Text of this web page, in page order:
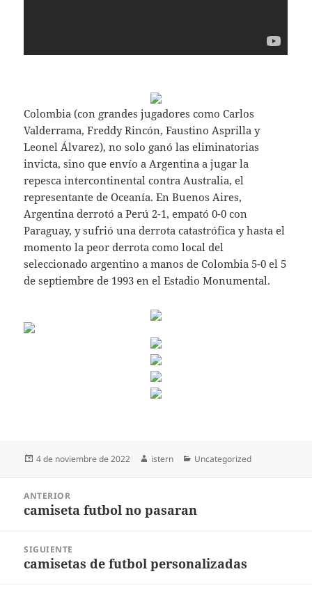
Colombia (con grandes jugadores como Carlos
Valderrama, Freddy Rincón, Faustino Asprilla y
Leonel Álvarez), no solo ganó las eliminatorias
invicta, sino que envío a Argentina a jugar la
repesca intercontinental contra Australia, el
representante de Oceanía. En Buenos Aires,
Argentina derrotó a Perú 2-1, empató 0-0 con
Paraguay, y sufrió una derrota catastrófica y hasta el
momento la peor derrota como local del
seleccionado argentino a manos de Colombia 5-0 el 5
de septiembre de 1993 en el Estadio Monumental.
Publicado
4 de noviembre de 2022 Autor
istern Categorías
Uncategorized
entradas
ANTERIOR
Entrada
camiseta futbol no pasaran
SIGUIENTE
Entrada
camisetas de futbol personalizadas